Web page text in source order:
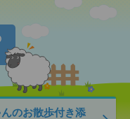
のお散歩付き添